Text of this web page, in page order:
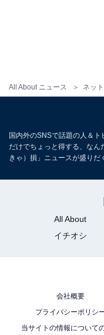
All About ニュース ネッ
国内外のSNSで話題の人＆
だけでちょっと得する、なん
きゃ）損」ニュースが盛りだ
All About
イチオシ
会社概要
プライバシーポリシ
当サイトの情報について